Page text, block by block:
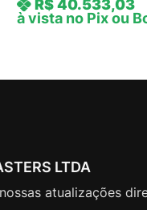
Q
C
o
R$40.533,03
à vista no Pix ou
LTDA
atualizações